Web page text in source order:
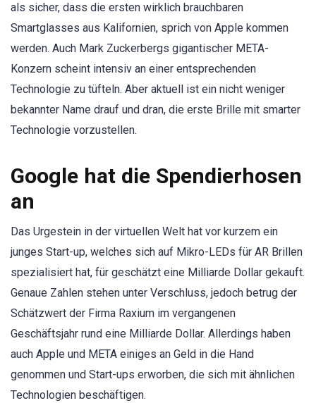
als sicher, dass die ersten wirklich brauchbaren
Smartglasses aus Kalifornien, sprich von Apple kommen
werden. Auch Mark Zuckerbergs gigantischer META-
Konzern scheint intensiv an einer entsprechenden
Technologie zu tüfteln. Aber aktuell ist ein nicht weniger
bekannter Name drauf und dran, die erste Brille mit smarter
Technologie vorzustellen.
Google hat die Spendierhosen
an
Das Urgestein in der virtuellen Welt hat vor kurzem ein
junges Start-up, welches sich auf Mikro-LEDs für AR Brillen
spezialisiert hat, für geschätzt eine Milliarde Dollar gekauft.
Genaue Zahlen stehen unter Verschluss, jedoch betrug der
Schätzwert der Firma Raxium im vergangenen
Geschäftsjahr rund eine Milliarde Dollar. Allerdings haben
auch Apple und META einiges an Geld in die Hand
genommen und Start-ups erworben, die sich mit ähnlichen
Technologien beschäftigen.